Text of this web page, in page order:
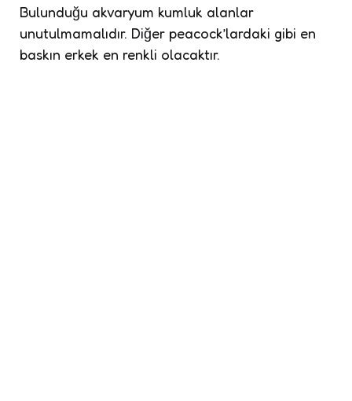
Bulunduğu akvaryum kumluk alanlar
unutulmamalıdır. Diğer peacock’lardaki gibi en
baskın erkek en renkli olacaktır.